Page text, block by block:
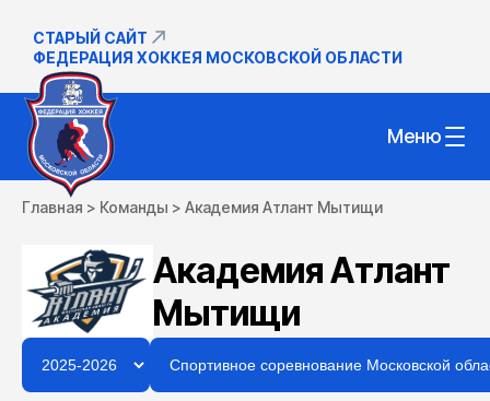
СТАРЫЙ САЙТ
ФЕДЕРАЦИЯ ХОККЕЯ МОСКОВСКОЙ ОБЛАСТИ
Меню
Главная > Команды > Академия Атлант Мытищи
Академия Атлант
Мытищи